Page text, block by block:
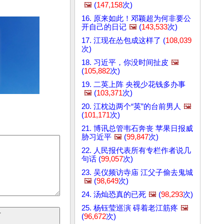
🖼️ (147,158次)
16. 原来如此！邓颖超为何非要公
开自己的日记 🖼️ (143,533次)
17. 江现在怂包成这样了 (108,039
次)
18. 习近平，你没时间扯皮 🖼️
(105,882次)
19. 二英上阵 央视少花钱多办事
🖼️ (103,371次)
20. 江枕边两个“英”的台前男人 🖼️
(101,171次)
21. 博讯总管韦石奔丧 苹果日报威
胁习近平 🖼️ (99,847次)
22. 人民报代表所有专栏作者说几
句话 (99,057次)
23. 吴仪频访寺庙 江父子偷去鬼城
🖼️ (98,649次)
24. 汤灿恐真的已死 🖼️ (98,293次)
25. 杨钰莹巡演 碍着老江筋疼 🖼️
(96,672次)